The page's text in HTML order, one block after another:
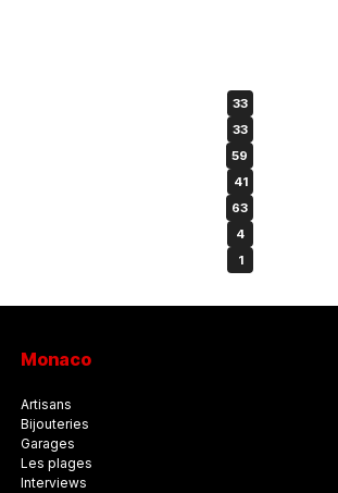
33
33
59
41
63
4
1
Monaco
Artisans
Bijouteries
Garages
Les plages
Interviews